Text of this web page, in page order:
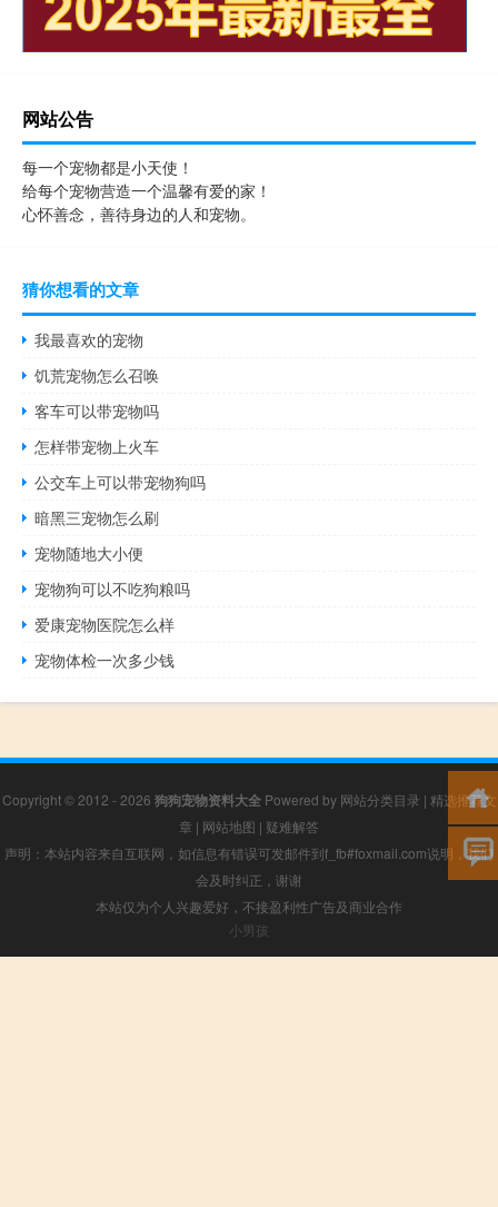
网站公告
每一个宠物都是小天使！
给每个宠物营造一个温馨有爱的家！
心怀善念，善待身边的人和宠物。
猜你想看的文章
我最喜欢的宠物
饥荒宠物怎么召唤
客车可以带宠物吗
怎样带宠物上火车
公交车上可以带宠物狗吗
暗黑三宠物怎么刷
宠物随地大小便
宠物狗可以不吃狗粮吗
爱康宠物医院怎么样
宠物体检一次多少钱
Copyright © 2012 - 2026 狗狗宠物资料大全Powered by 网站分类目录 | 精选推荐文
章 | 网站地图 | 疑难解答
声明：本站内容来自互联网，如信息有错误可发邮件到f_fb#foxmail.com说明，我们
会及时纠正，谢谢
本站仅为个人兴趣爱好，不接盈利性广告及商业合作
小男孩